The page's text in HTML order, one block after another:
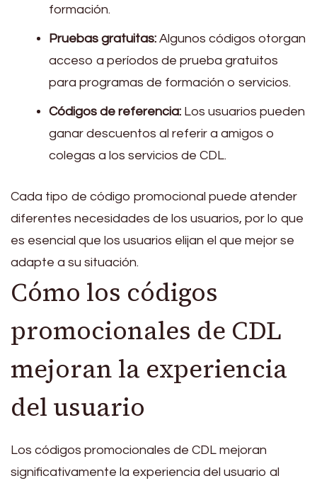
formación.
Pruebas gratuitas: Algunos códigos otorgan
acceso a períodos de prueba gratuitos
para programas de formación o servicios.
Códigos de referencia: Los usuarios pueden
ganar descuentos al referir a amigos o
colegas a los servicios de CDL.
Cada tipo de código promocional puede atender
diferentes necesidades de los usuarios, por lo que
es esencial que los usuarios elijan el que mejor se
adapte a su situación.
Cómo los códigos
promocionales de CDL
mejoran la experiencia
del usuario
Los códigos promocionales de CDL mejoran
significativamente la experiencia del usuario al